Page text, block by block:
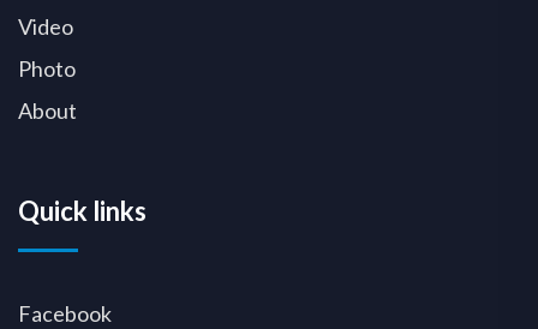
Video
Photo
About
Quick links
Facebook